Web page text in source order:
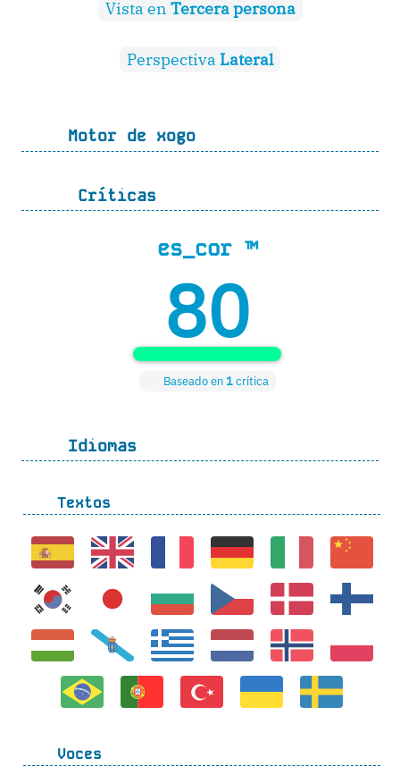
Vista en Tercera persona
Perspectiva Lateral
Motor de xogo
Críticas
es_cor ™
80
Baseado en1crítica
Idiomas
Textos
Voces